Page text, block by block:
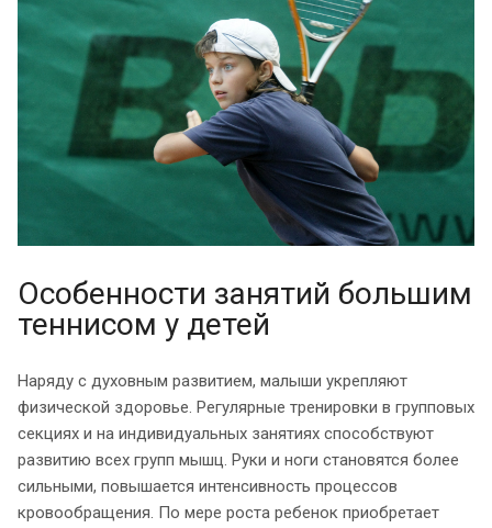
Особенности занятий большим
теннисом у детей
Наряду с духовным развитием, малыши укрепляют
физической здоровье. Регулярные тренировки в групповых
секциях и на индивидуальных занятиях способствуют
развитию всех групп мышц. Руки и ноги становятся более
сильными, повышается интенсивность процессов
кровообращения. По мере роста ребенок приобретает